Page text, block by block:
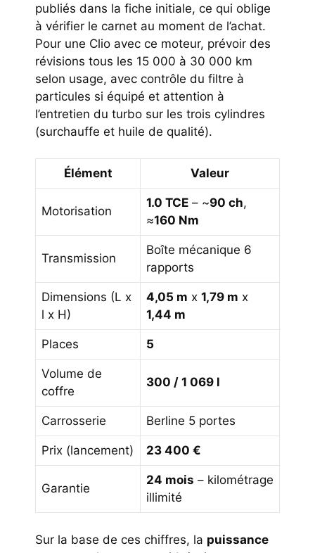
publiés dans la fiche initiale, ce qui oblige
à vérifier le carnet au moment de l’achat.
Pour une Clio avec ce moteur, prévoir des
révisions tous les 15 000 à 30 000 km
selon usage, avec contrôle du filtre à
particules si équipé et attention à
l’entretien du turbo sur les trois cylindres
(surchauffe et huile de qualité).
Élément Valeur
Motorisation
1.0 TCE – ~90 ch,
≈160 Nm
Transmission
Boîte mécanique 6
rapports
Dimensions (L x
l x H)
4,05 m x 1,79 m x
1,44 m
Places 5
Volume de
coffre
300 / 1 069 l
Carrosserie Berline 5 portes
Prix (lancement) 23 400 €
Garantie
24 mois – kilométrage
illimité
Sur la base de ces chiffres, la puissance